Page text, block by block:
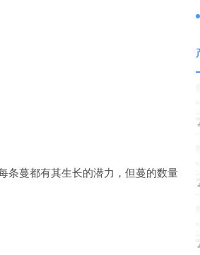
条蔓都有其生长的潜力，但蔓的数量